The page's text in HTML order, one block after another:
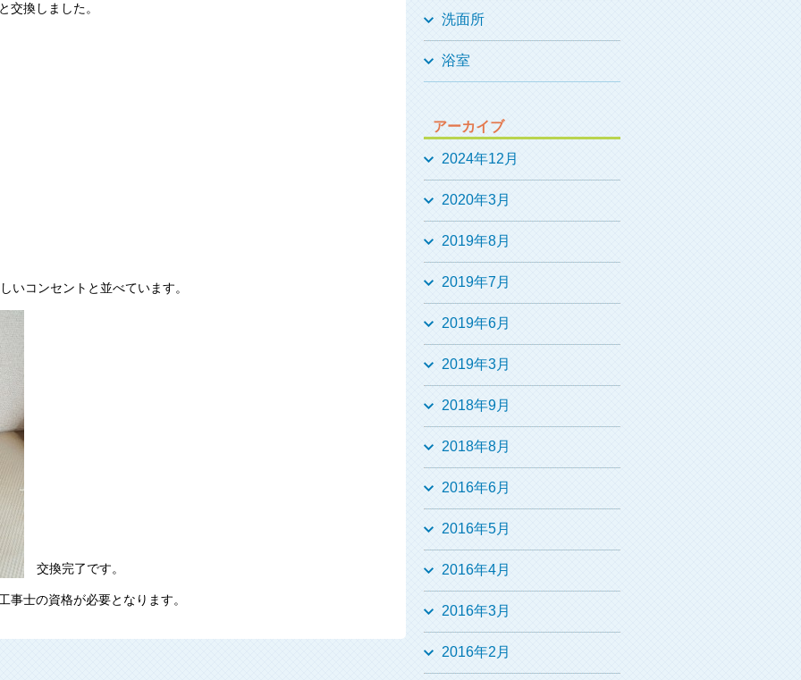
交換しました。
いコンセントと並べています。
交換完了です。
士の資格が必要となります。
洗面所
浴室
アーカイブ
2024年12月
2020年3月
2019年8月
2019年7月
2019年6月
2019年3月
2018年9月
2018年8月
2016年6月
2016年5月
2016年4月
2016年3月
2016年2月